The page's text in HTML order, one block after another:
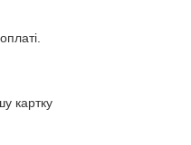
картку